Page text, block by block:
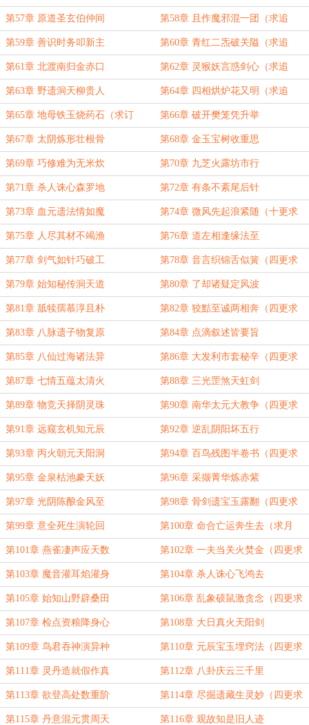
读！）
第57章 原道圣玄伯仲间 第58章 且作魔邪混一团（求追
读！）
第59章 善识时务叩新主 第60章 青红二炁破关隘（求追
读！）
第61章 北渡南归金赤口 第62章 灵猴妖言惑剑心（求追
读！）
第63章 野遗洞天柳贵人 第64章 四相烘炉花又明（求追
读！）
第65章 地母铁玉烧药石（求订
阅！）
第66章 破开樊笼凭升举
第67章 太阴炼形壮根骨 第68章 金玉宝树收重思
第69章 巧修难为无米炊 第70章 九芝火露坊市行
第71章 杀人诛心森罗地 第72章 有条不紊尾后针
第73章 血元遗法情如魔 第74章 微风先起浪紧随（十更求
订！）
第75章 人尽其材不竭渔 第76章 道左相逢缘法至
第77章 剑气如针巧破工 第78章 音言织锦舌似簧（四更求
订！）
第79章 始知秘传洞天道 第80章 了却诸疑定风波
第81章 舐犊孺慕淳且朴 第82章 狡黠至诚两相奔（四更求
订！）
第83章 八脉遗子物复原 第84章 点滴叙述皆要旨
第85章 八仙过海诸法异 第86章 大发利市套秘辛（四更求
订！）
第87章 七情五蕴太清火 第88章 三光罡煞天虹剑
第89章 物竞天择阴灵珠 第90章 南华太元大教争（四更求
订！）
第91章 远窥玄机知元辰 第92章 逆乱阴阳坏五行
第93章 丙火朝元天阳洞 第94章 百鸟残图半卷书（四更求
订！）
第95章 金泉枯池豢天妖 第96章 采撷菁华炼赤紫
第97章 光阴陈酿金风至 第98章 骨剑遗宝玉露翻（四更求
订！）
第99章 意全死生演轮回 第100章 命合亡运奔生去（求月
票！）
第101章 燕雀凄声应天数 第102章 一夫当关火焚金（四更求
订！）
第103章 魔音灌耳焰灌身 第104章 杀人诛心飞鸿去
第105章 始知山野辟桑田 第106章 乱象硕鼠激贪念（四更求
订！）
第107章 检点资粮降身心 第108章 大日真火天阳剑
第109章 鸟君吞神演异种 第110章 元辰宝玉埋窍法（四更求
订！）
第111章 灵丹造就假作真 第112章 八卦庆云三千里
第113章 欲登高处数重阶 第114章 尽掘遗藏生灵妙（四更求
订！）
第115章 丹意混元贯周天 第116章 观故知是旧人迹